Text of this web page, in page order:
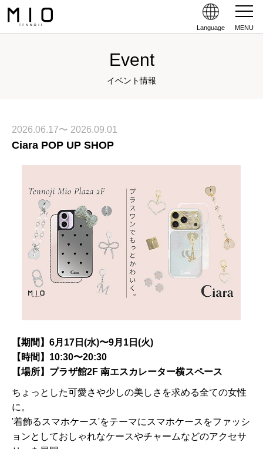
Language MENU
Event
イベント情報
2026.06.17〜 2026.09.01
Ciara POP UP SHOP
【期間】6月17日(水)〜9月1日(火)
【時間】10:30〜20:30
【場所】プラザ館2F 南エスカレーター横スペース
ちょっとした可愛さや少しの美しさを求める全ての女性
に。
'着飾るスマホケース'をテーマにスマホケースをファッシ
ョンとしておしゃれなケースやチャームなどのアクセサ